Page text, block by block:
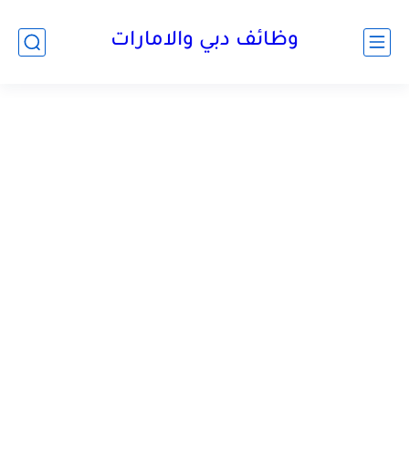
وظائف دبي والامارات